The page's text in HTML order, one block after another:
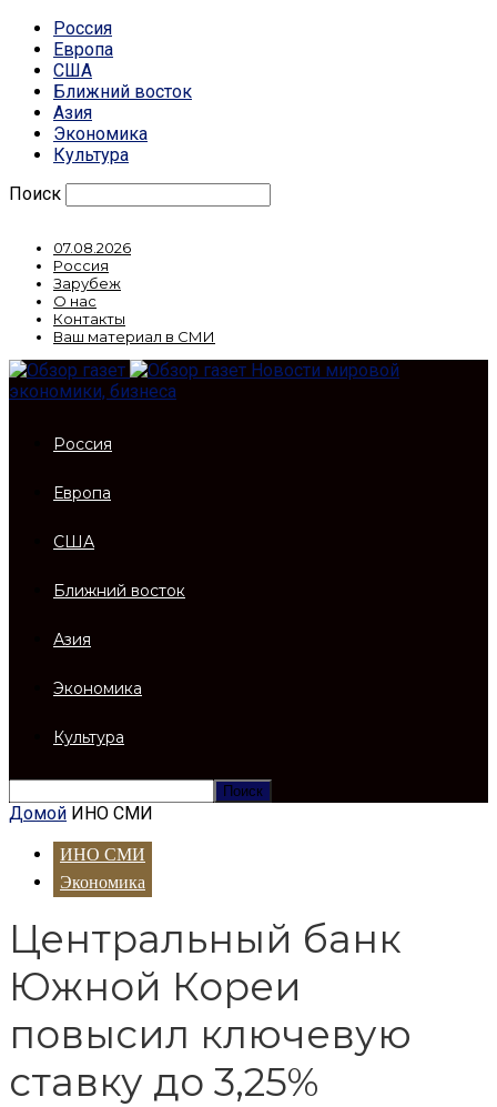
Россия
Европа
США
Ближний восток
Азия
Экономика
Культура
Поиск
07.08.2026
Россия
Зарубеж
О нас
Контакты
Ваш материал в СМИ
Новости мировой
экономики, бизнеса
Россия
Европа
США
Ближний восток
Азия
Экономика
Культура
Домой ИНО СМИ
ИНО СМИ
Экономика
Центральный банк
Южной Кореи
повысил ключевую
ставку до 3,25%